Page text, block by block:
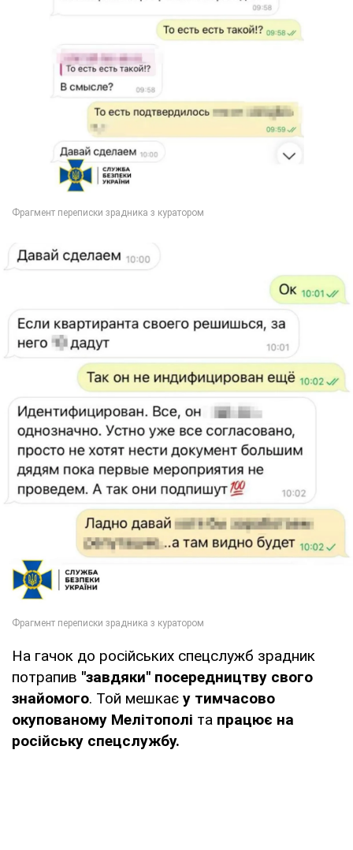
На гачок до російських спецслужб зрадник
потрапив "завдяки" посередництву свого
знайомого. Той мешкає у тимчасово
окупованому Мелітополі та працює на
російську спецслужбу.